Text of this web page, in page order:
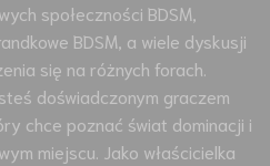
społeczności BDSM,
BDSM, a wiele dyskusji
się na różnych forach.
doświadczonym graczem
chce poznać świat dominacji i
miejscu. Jako właścicielka